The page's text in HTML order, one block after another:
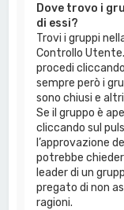
Dove trovo i
di essi?
Trovi i gruppi
Controllo
procedi
sempre però i
sono chiusi e
Se il gruppo è
cliccando sul
l’approvazione
potrebbe
leader di un
pregato di non
ragioni.